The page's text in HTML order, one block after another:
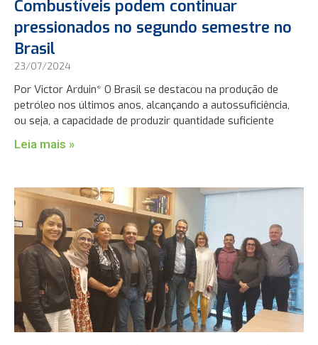
Combustíveis podem continuar
pressionados no segundo semestre no
Brasil
23/07/2024
Por Victor Arduin* O Brasil se destacou na produção de
petróleo nos últimos anos, alcançando a autossuficiência,
ou seja, a capacidade de produzir quantidade suficiente
Leia mais »